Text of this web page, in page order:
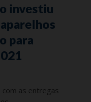
investiu
para
com as entregas